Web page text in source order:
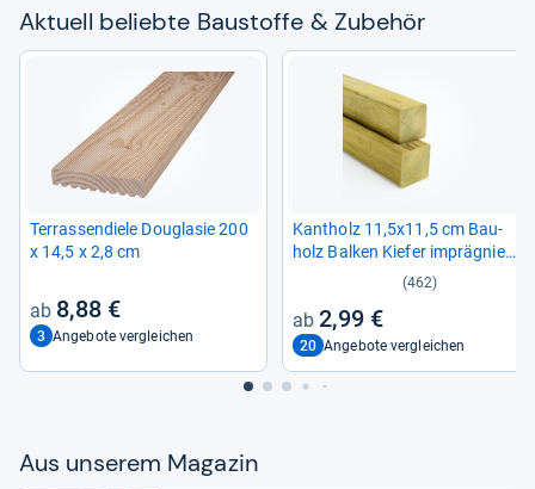
Aktu­ell beliebte Bau­stoffe & Zube­hör
Ter­ras­sen­diele Dou­gla­sie 200
x 14,5 x 2,8 cm
8,88 €
3 Angebote vergleichen
Kant­holz 11,5x11,5 cm Bau­
holz Bal­ken Kie­fer imprä­gniert
Kon­struk­tion Pfos­ten
(462)
2,99 €
20 Angebote vergleichen
Aus unse­rem Maga­zin